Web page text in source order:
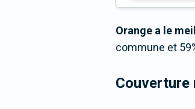
Orange a le
commune et
Couverture